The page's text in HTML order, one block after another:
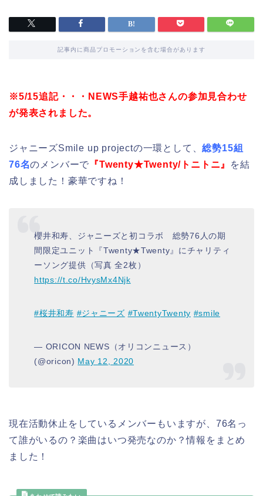
記事内に商品プロモーションを含む場合があります
※5/15追記・・・NEWS手越祐也さんの参加見合わせ
が発表されました。
ジャニーズSmile up projectの一環として、総勢15組
76名のメンバーで 『Twenty★Twenty/トニトニ』
を結
成しました！豪華ですね！
櫻井和寿、ジャニーズと初コラボ 総勢76人の期
間限定ユニット『Twenty★Twenty』にチャリティ
ーソング提供（写真 全2枚）
https://t.co/HvysMx4Njk
#桜井和寿 #ジャニーズ #TwentyTwenty #smile
— ORICON NEWS（オリコンニュース）
(@oricon) May 12, 2020
現在活動休止をしているメンバーもいますが、76名っ
て誰がいるの？楽曲はいつ発売なのか？情報をまとめ
ました！